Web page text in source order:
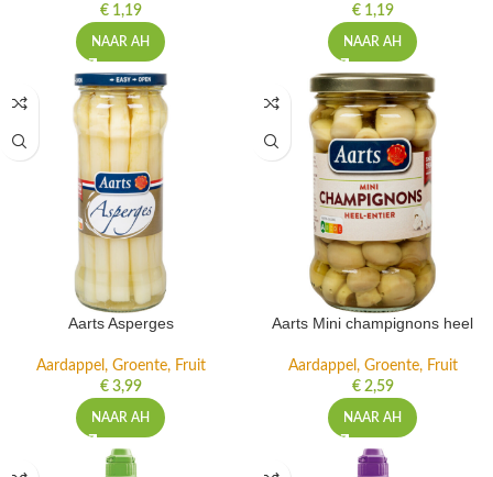
€1,19
NAAR AH
€1,19
NAAR AH
Aarts Asperges
Aardappel, Groente, Fruit
€3,99
NAAR AH
Aarts Mini champignons heel
Aardappel, Groente, Fruit
€2,59
NAAR AH